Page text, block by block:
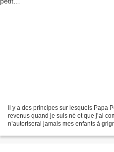
Il y a des principes sur lesquels Papa
revenus quand je suis né et que j’ai
n’autoriserai jamais mes enfants à